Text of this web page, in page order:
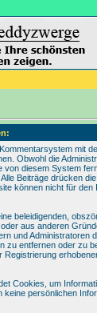
mit
Obwohl die
von diesem System
Beiträge drücken
können nicht für
beleidigenden,
aus anderen
und Administratoren
zu entfernen oder zu
Registrierung
Cookies, um
keine persönlichen